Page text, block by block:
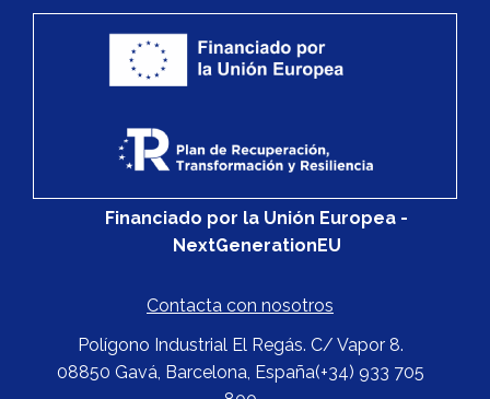
Financiado por la Unión Europea -
NextGenerationEU
Contacta con nosotros
Polígono Industrial El Regás. C/ Vapor 8.
08850 Gavá, Barcelona, España(+34) 933 705